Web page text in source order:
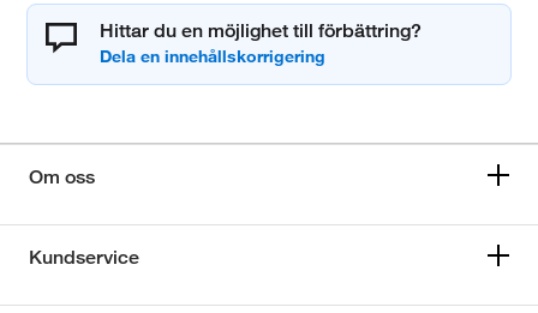
Hittar du en möjlighet till förbättring?
Om oss
Kundservice